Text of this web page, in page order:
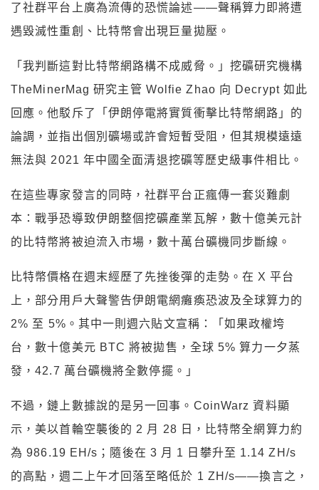
了社群平台上廣為流傳的恐慌論述——聲稱算力即將遭
遇毀滅性重創、比特幣會出現巨量拋壓。
「我判斷這對比特幣網路構不成威脅。」挖礦研究機構
TheMinerMag 研究主管 Wolfie Zhao 向 Decrypt 如此
回應。他駁斥了「伊朗停電將實質衝擊比特幣網路」的
論調，並指出個別礦場或許會短暫受阻，但其規模遠遠
無法與 2021 年中國全面清退挖礦等歷史級事件相比。
在這些專家發言的同時，社群平台正瘋傳一套災難劇
本：戰爭恐導致伊朗整個挖礦產業瓦解，數十億美元計
的比特幣將被迫流入市場，數十萬台礦機同步斷線。
比特幣價格在週末經歷了先挫後彈的走勢。在 X 平台
上，部分用戶大聲警告伊朗電網癱瘓恐波及全球算力的
2% 至 5%。其中一則週六貼文宣稱：「如果政權垮
台，數十億美元 BTC 將被拋售，全球 5% 算力一夕蒸
發，42.7 萬台礦機將全數停擺。」
不過，鏈上數據說的是另一回事。CoinWarz 資料顯
示，美以首輪空襲後的 2 月 28 日，比特幣全網算力約
為 986.19 EH/s；隨後在 3 月 1 日攀升至 1.14 ZH/s
的高點，週二上午才回落至略低於 1 ZH/s——換言之，